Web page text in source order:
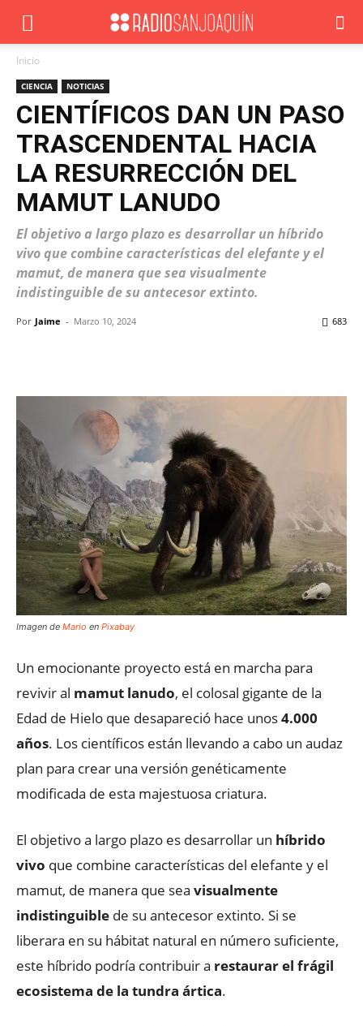
Inicio
CIENCIA NOTICIAS
CIENTÍFICOS DAN UN PASO
TRASCENDENTAL HACIA
LA RESURRECCIÓN DEL
MAMUT LANUDO
El objetivo a largo plazo es desarrollar un híbrido
vivo que combine características del elefante y el
mamut, de manera que sea visualmente
indistinguible de su antecesor extinto.
Por Jaime - Marzo 10, 2024 683
Imagen de Mario en Pixabay
Un emocionante proyecto está en marcha para
revivir al mamut lanudo, el colosal gigante de la
Edad de Hielo que desapareció hace unos4.000
años. Los científicos están llevando a cabo un audaz
plan para crear una versión genéticamente
modificada de esta majestuosa criatura.
El objetivo a largo plazo es desarrollar un híbrido
vivo que combine características del elefante y el
mamut, de manera que sea visualmente
indistinguible de su antecesor extinto. Si se
liberara en su hábitat natural en número suficiente,
este híbrido podría contribuir a restaurar el frágil
ecosistema de la tundra ártica.